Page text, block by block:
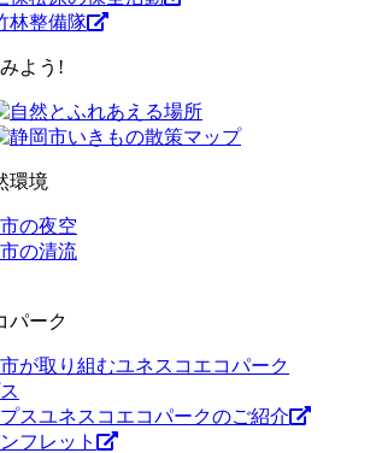
林整備隊
よう!
環境
パーク
スユネスコエコパークのご紹介
フレット